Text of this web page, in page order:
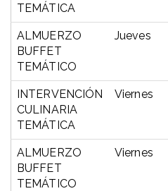
TEMÁTICA
ALMUERZO
BUFFET
TEMÁTICO
Jueves
INTERVENCIÓN
CULINARIA
TEMÁTICA
Viernes
ALMUERZO
BUFFET
TEMÁTICO
Viernes